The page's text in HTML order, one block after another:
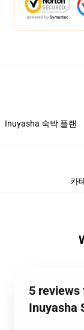
Inuyasha 숙박 플랜
카
5 reviews
Inuyasha